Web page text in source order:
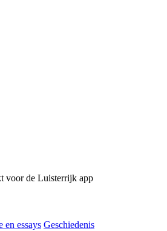
voor de Luisterrijk app
en essays Geschiedenis